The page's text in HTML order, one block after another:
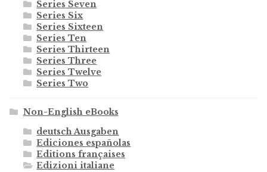
Series Seven
Series Six
Series Sixteen
Series Ten
Series Thirteen
Series Three
Series Twelve
Series Two
Non-English eBooks
deutsch Ausgaben
Ediciones españolas
Editions françaises
Edizioni italiane